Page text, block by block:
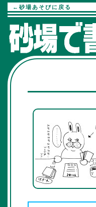
←砂場あそびに戻る